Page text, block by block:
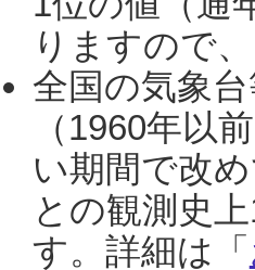
りますので
全国の気象
（1960年以
い期間で改
との観測史
す。詳細は「